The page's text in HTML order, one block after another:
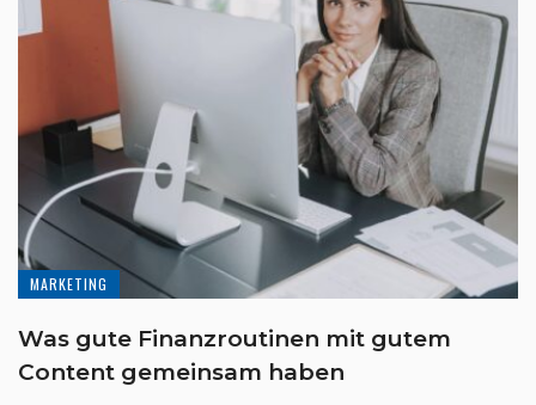
MARKETING
Was gute Finanzroutinen mit gutem
Content gemeinsam haben